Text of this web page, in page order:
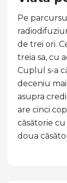
Pe
de trei ori.
treia sa, cu
Cuplul s-a
deceniu
asupra
are cinci
căsătorie
doua